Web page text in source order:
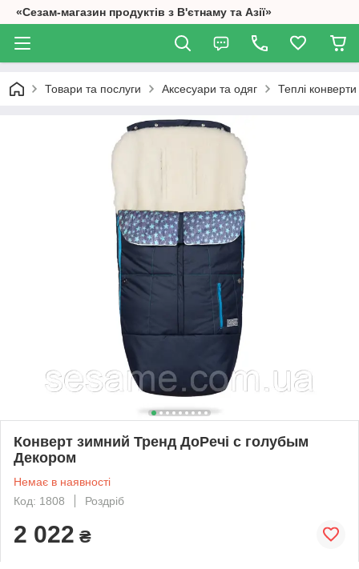
«Сезам-магазин продуктів з В'єтнаму та Азії»
Товари та послуги Аксесуари та одяг Теплі
Конверт зимний Тренд ДоРечі с голубым
Декором
Немає в наявності
Код: 1808
Роздріб
2 022 ₴